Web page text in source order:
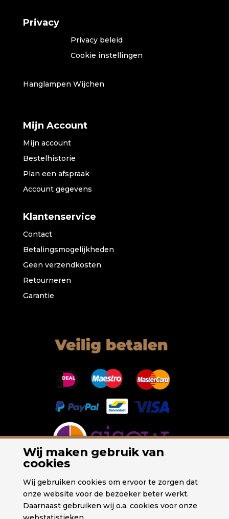
Privacy
Privacy beleid
Cookie instellingen
Hanglampen Wijchen
Mijn Account
Mijn account
Bestelhistorie
Plan een afspraak
Account gegevens
Klantenservice
Contact
Betalingsmogelijkheden
Geen verzendkosten
Retourneren
Garantie
Wij maken gebruik van
cookies
Wij gebruiken cookies om ervoor te zorgen dat
onze website voor de bezoeker beter werkt.
Daarnaast gebruiken wij o.a. cookies voor onze